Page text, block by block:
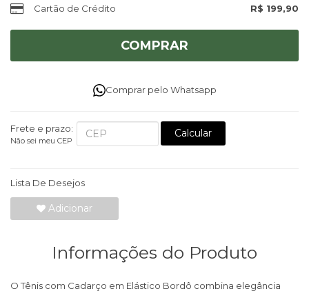
Cartão de Crédito R$ 199,90
COMPRAR
Comprar pelo Whatsapp
Frete e prazo:
Não sei meu CEP
Calcular
Lista De Desejos
Adicionar
Informações do Produto
O Tênis com Cadarço em Elástico Bordô combina elegância